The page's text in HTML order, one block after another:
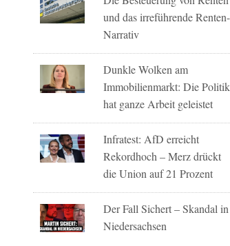
und das irreführende Renten-
Narrativ
Dunkle Wolken am
Immobilienmarkt: Die Politik
hat ganze Arbeit geleistet
Infratest: AfD erreicht
Rekordhoch – Merz drückt
die Union auf 21 Prozent
Der Fall Sichert – Skandal in
Niedersachsen